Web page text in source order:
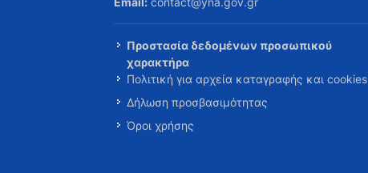
Προστασία δεδομένων προσωπικού
χαρακτήρα
Πολιτική για αρχεία καταγραφής και cookies
Δήλωση προσβασιμότητας
Όροι χρήσης